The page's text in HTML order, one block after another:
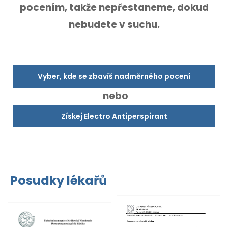
pocením,takže nepřestaneme, dokud
nebudete v suchu.
Vyber, kde se zbavíš nadměrného pocení
nebo
Získej Electro Antiperspirant
Posudky lékařů